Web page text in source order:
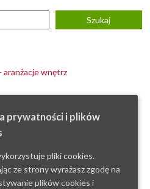
aranżacje wnętrz
prywatności i plików
pliki cookies.
ze strony wyrażasz zgodę na
plików cookies i